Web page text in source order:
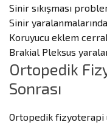
Sinir sıkışması
Sinir yaralanmalarında
Koruyucu eklem
Brakial Pleksus
Ortopedik
Sonrası
Ortopedik fizyoterapi